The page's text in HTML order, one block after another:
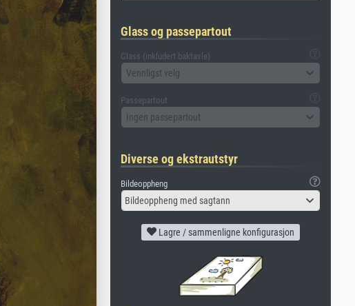
Glass og passepartout
Glass (inkludert baktavle)
Vennligst velg
Passepartout
Ingen passepartout
Diverse og ekstrautstyr
Bildeoppheng
Bildeoppheng med sagtann
Lagre / sammenligne konfigurasjon